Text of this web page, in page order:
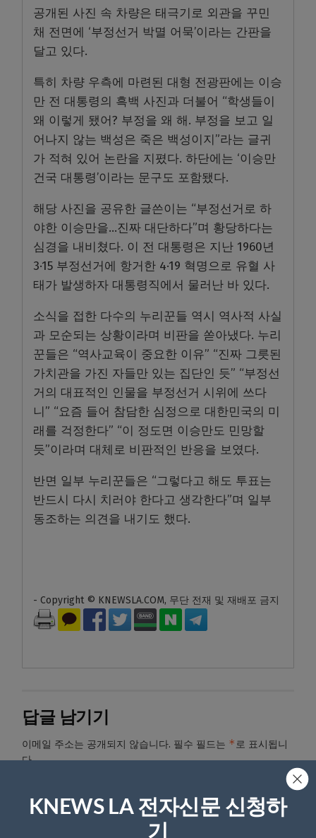
공개된 사진 속 차량은 태극기로 외관을 꾸민
채 전면에 ‘부정선거 박멸 어묵’이라는 간판을
달고 있다.
특히 차량 우측에 마련된 대형 전광판에는 이승
만 전 대통령의 흑백 사진과 더불어 “학생들이
왜 이렇게 됐어? 부정을 왜 해. 부정을 보고 일
어나지 않는 백성은 죽은 백성이지”라는 글귀
가 적혀 있어 논란을 지폈다. 하단에는 ‘이승만
건국 대통령’이라는 문구도 포함됐다.
해당 사진을 공유한 글쓴이는 “부정선거로 하
야한 이승만을…진짜 대단하다”며 황당하다는
심경을 내비쳤다. 이 전 대통령은 지난 1960년
3·15 부정선거에 항거한 4·19 혁명으로 유혈 사
태가 발생하자 대통령직에서 물러난 바 있다.
소식을 접한 다수의 누리꾼들 역시 역사적 사실
과 모순되는 상황이라며 비판을 쏟아냈다. 누리
꾼들은 “역사교육이 중요한 이유” “진짜 그릇된
가치관을 가진 자들만 있는 집단인 듯” “부정선
거의 대표적인 인물을 부정선거 시위에 쓰다
니” “요즘 들어 참담한 심정으로 대한민국의 미
래를 걱정한다” “이 정도면 이승만도 민망할
듯”이라며 대체로 비판적인 반응을 보였다.
반면 일부 누리꾼들은 “그렇다고 해도 투표는
반드시 다시 치러야 한다고 생각한다”며 일부
동조하는 의견을 내기도 했다.
- Copyright © KNEWSLA.COM, 무단 전재 및 재배포 금지
답글 남기기
이메일 주소는 공개되지 않습니다. 필수 필드는 *로 표시됩니
다
KNEWS LA 전자신문 신청하
기